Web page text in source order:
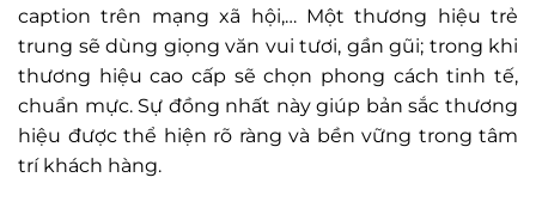
caption trên mạng xã hội,… Một thương hiệu trẻ
trung sẽ dùng giọng văn vui tươi, gần gũi; trong khi
thương hiệu cao cấp sẽ chọn phong cách tinh tế,
chuẩn mực. Sự đồng nhất này giúp bản sắc thương
hiệu được thể hiện rõ ràng và bền vững trong tâm
trí khách hàng.